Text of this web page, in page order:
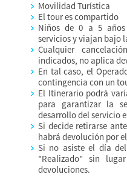
Movilidad Turística
El tour es compartido
Niños de 0 a 5
servicios y viajan bajo
Cualquier
indicados, no aplica
En tal caso, el
contingencia con un
El Itinerario podrá
para garantizar la
desarrollo del servicio
Si decide retirarse
habrá devolución por
Si no asiste el día
"Realizado" sin
devoluciones.